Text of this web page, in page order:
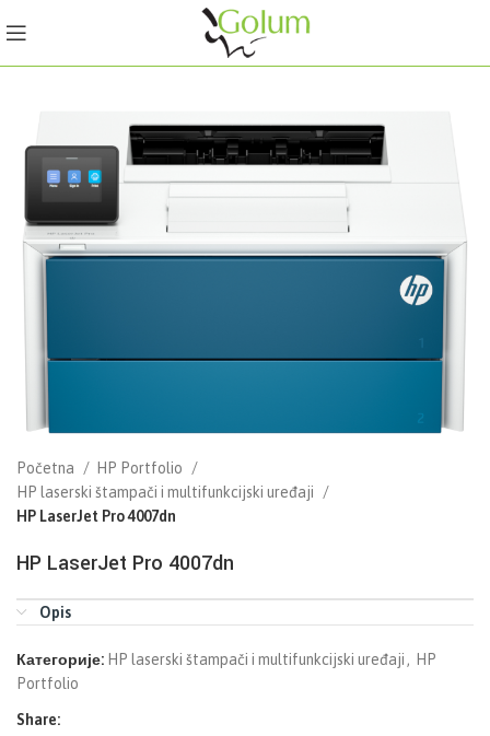
Početna
HP Portfolio
HP laserski štampači i multifunkcijski uređaji
HP LaserJet Pro 4007dn
HP LaserJet Pro 4007dn
Opis
Категорије: HP laserski štampači i multifunkcijski uređaji , HP
Portfolio
Share: